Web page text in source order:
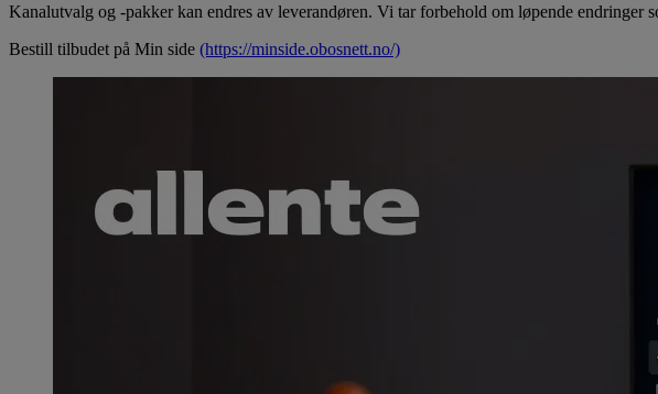
Kanalutvalg og -pakker kan endres av leverandøren. Vi tar forbehold om løpende endringer
Bestill tilbudet på Min side (https://minside.obosnett.no/)